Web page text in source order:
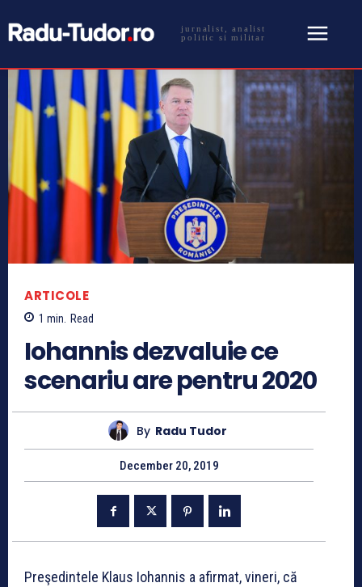
jurnalist, analist
politic si militar
ARTICOLE
1 min. Read
Iohannis dezvaluie ce
scenariu are pentru 2020
By Radu Tudor
December 20, 2019
Preşedintele Klaus Iohannis a afirmat, vineri, că